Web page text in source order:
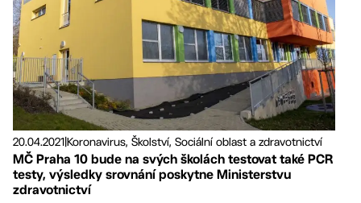
20.04.2021Koronavirus, Školství, Sociální oblast a zdravotnictví
MČ Praha 10 bude na svých školách testovat také PCR
testy, výsledky srovnání poskytne Ministerstvu
zdravotnictví